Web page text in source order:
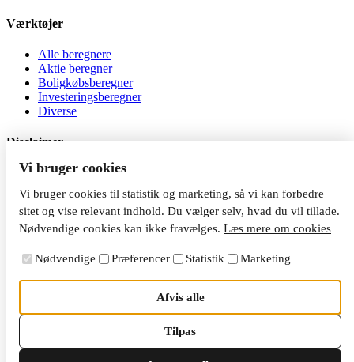
Værktøjer
Alle beregnere
Aktie beregner
Boligkøbsberegner
Investeringsberegner
Diverse
Disclaimer
Al investering er behæftet med risiko. Jeg er ikke
investeringsrådgiver, og indholdet på siden må ikke betragtes som
investeringsrådgivning. Du kan tabe dine penge, når du investerer.
Vi bruger cookies
Vi bruger cookies til statistik og marketing, så vi kan forbedre
sitet og vise relevant indhold. Du vælger selv, hvad du vil tillade.
Nødvendige cookies kan ikke fravælges. Læs mere om cookies
Nødvendige Præferencer Statistik Marketing
Afvis alle
Tilpas